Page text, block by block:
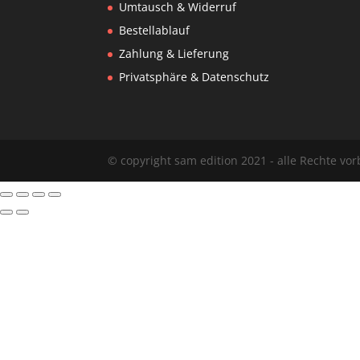
Umtausch & Widerruf
Bestellablauf
Zahlung & Lieferung
Privatsphäre & Datenschutz
© copyright sam edition 2021 - alle Rechte